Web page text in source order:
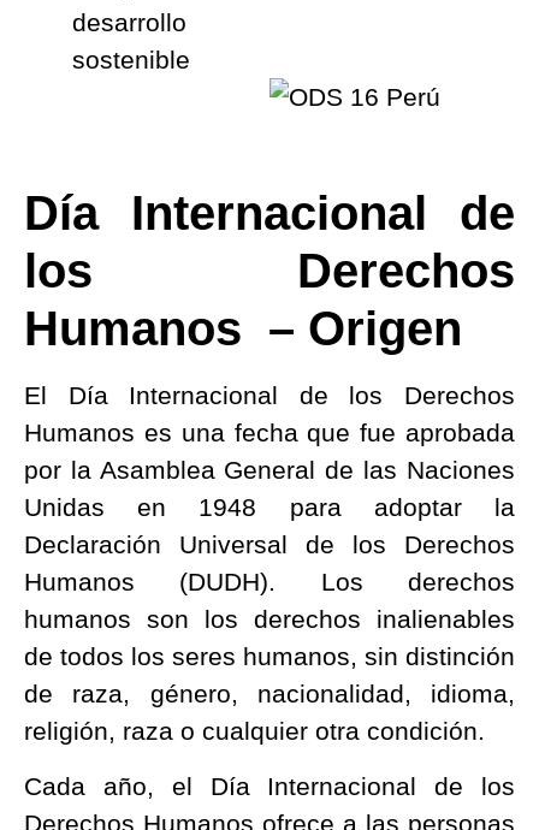
Día Internacional de
los Derechos
Humanos – Origen
El Día Internacional de los Derechos
Humanos es una fecha que fue aprobada
por la Asamblea General de las Naciones
Unidas en 1948 para adoptar la
Declaración Universal de los Derechos
Humanos (DUDH). Los derechos
humanos son los derechos inalienables
de todos los seres humanos, sin distinción
de raza, género, nacionalidad, idioma,
religión, raza o cualquier otra condición.
Cada año, el Día Internacional de los
Derechos Humanos ofrece a las personas